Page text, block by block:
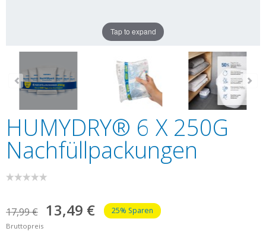
Tap to expand
HUMYDRY® 6 X 250G
Nachfüllpackungen
17,99 € 13,49 € 25% Sparen
Bruttopreis